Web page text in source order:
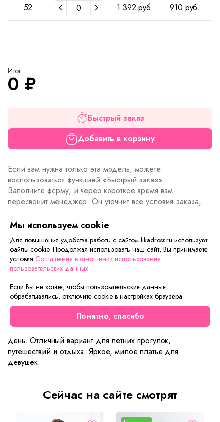
52 1 392 руб. 910 руб.
Итог:
0 ₽
Быстрый заказ
Добавить в корзину
Если вам нужна только эта модель, можете
воспользоваться функцией «Быстрый заказ».
Заполните форму, и через короткое время вам
перезвонит менеджер. Он уточнит все условия заказа,
оплаты и доставки.
Описание товараХарактеристики товараОтзывы
Женственное и романтичное платье Зарина. Легкое
ярусное платье с застежкой на пуговицы. Уникальность и
шарм модели придают выточки у горловины и сборка на
юбочке. Парящее, легкое и пышное платье. Простое и в
то же время очень привлекательное платье на каждый
день. Отличный вариант для летних прогулок,
путешествий и отдыха. Яркое, милое платье для
девушек.
Сейчас на сайте смотрят
Мы используем cookie
Для повышения удобства работы с сайтом likadress.ru использует
файлы cookie. Продолжая использовать наш сайт, Вы принимаете
условия Соглашения в отношении использования
пользовательских данных.
Если Вы не хотите, чтобы пользовательские данные
обрабатывались, отключите cookie в настройках браузера.
Понятно, спасибо